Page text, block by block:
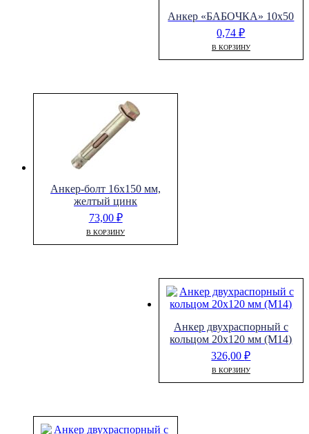
Анкер «БАБОЧКА» 10х50
0,74₽
В КОРЗИНУ
Анкер-болт 16х150 мм,
желтый цинк
73,00 ₽
В КОРЗИНУ
Анкер двухраспорный с
кольцом 20х120 мм (М14)
326,00₽
В КОРЗИНУ